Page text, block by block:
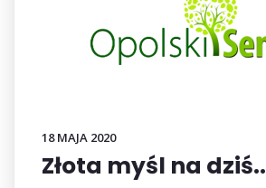
18 MAJA 2020
Złota myśl na dziś..